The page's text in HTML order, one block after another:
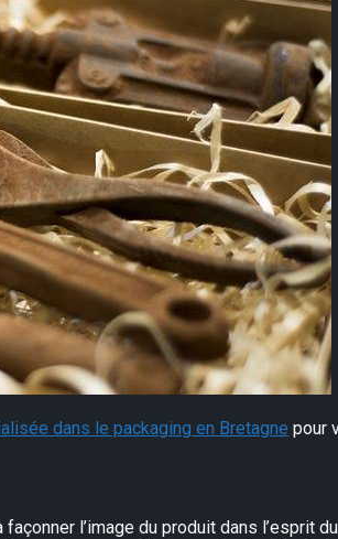
dans le packaging en Bretagne pour
l’image du produit dans l’esprit